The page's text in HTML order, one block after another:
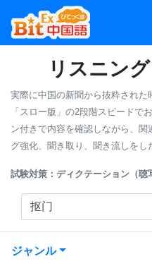
リスニング
実際に中国の新聞から抜粋された
「スロー版」の2段階スピードで
ン付きで内容を確認しながら、
グ強化、聞き取り、聞き流しをし
試験対策：ディクテーション（聴
ジャンル